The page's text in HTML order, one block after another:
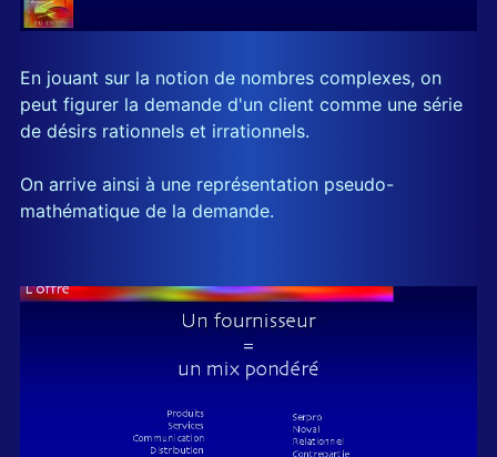
En jouant sur la notion de nombres complexes, on
peut figurer la demande d'un client comme une série
de désirs rationnels et irrationnels.
On arrive ainsi à une représentation pseudo-
mathématique de la demande.